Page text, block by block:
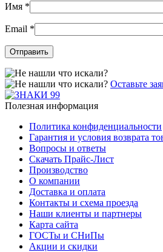
Имя *
Email *
Оставьте
Полезная информация
Политика конфиденциальности
Гарантия и условия возврата
Вопросы и ответы
Скачать Прайс-Лист
Производство
О компании
Доставка и оплата
Контакты и схема проезда
Наши клиенты и партнеры
Карта сайта
ГОСТы и СНиПы
Акции и скидки